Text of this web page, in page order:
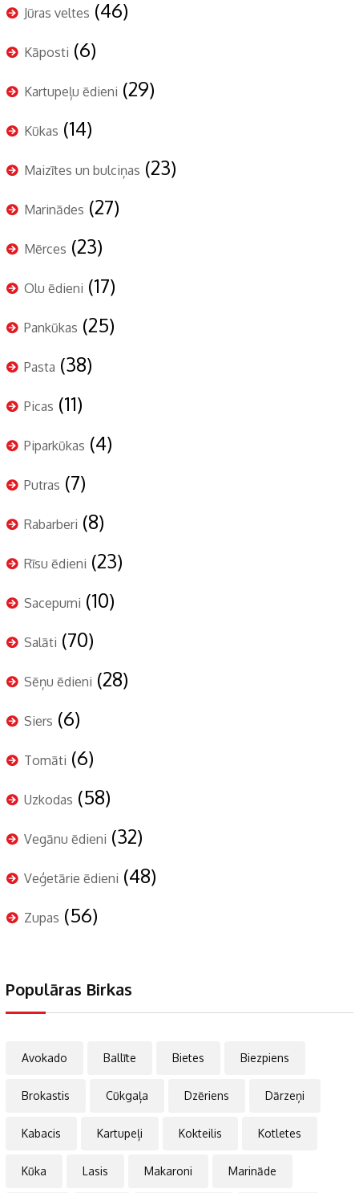
Jūras veltes (46)
Kāposti (6)
Kartupeļu ēdieni (29)
Kūkas (14)
Maizītes un bulciņas (23)
Marinādes (27)
Mērces (23)
Olu ēdieni (17)
Pankūkas (25)
Pasta (38)
Picas (11)
Piparkūkas (4)
Putras (7)
Rabarberi (8)
Rīsu ēdieni (23)
Sacepumi (10)
Salāti (70)
Sēņu ēdieni (28)
Siers (6)
Tomāti (6)
Uzkodas (58)
Vegānu ēdieni (32)
Veģetārie ēdieni (48)
Zupas (56)
Populāras Birkas
Avokado Ballīte Bietes Biezpiens
Brokastis Cūkgaļa Dzēriens Dārzeņi
Kabacis Kartupeļi Kokteilis Kotletes
Kūka Lasis Makaroni Marināde